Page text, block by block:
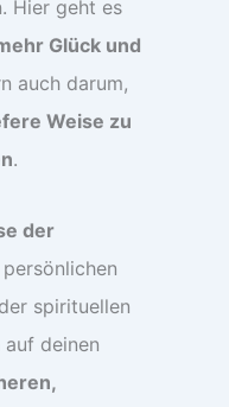
Hier geht es
Glück und
auch darum,
Weise zu
.
der
spirituellen
deinen